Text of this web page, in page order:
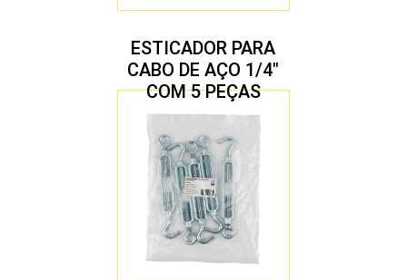
ESTICADOR PARA
CABO DE AÇO 1/4″
COM 5 PEÇAS